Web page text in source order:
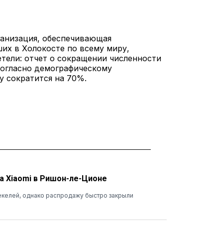
обеспечивающая
в Холокосте по всему миру,
отчет о сокращении численности
демографическому
сократится на 70%.
Xiaomi в Ришон-ле-Ционе
однако распродажу быстро закрыли